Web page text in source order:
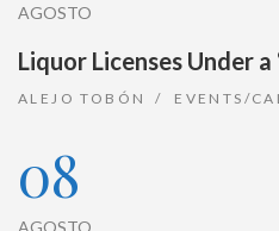
AGOSTO
Liquor Licenses Under a
ALEJO TOBÓN EVENTS/
08